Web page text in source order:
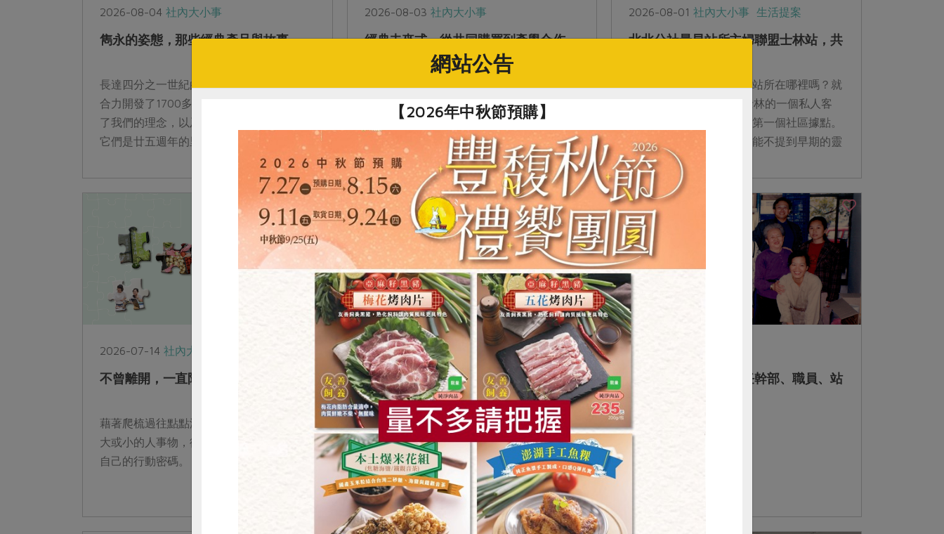
2026-08-04 社內大小事
雋永的姿態，那些經典產品與故事
長達四分之一世紀的時光，合作社與生產者
合力開發了1700多項產品，每一項都回應
了我們的理念，以及社員與時俱進的需求。
它們是廿五週年的里程碑，更是未來的引路
2026-08-03 社內大小事
經典未來式 從共同購買到產學合作，
奠定永續耕作的基石
動，支持本土友善農業生產、關注食品安全
及農業發展等議題。然而，近年來隨著氣候
變遷加劇，土壤劣化，以及農業人口老化等
問題，農業生產面臨更多新型態的考驗，傳
統仰賴經驗累積的模式面臨斷層。如何透過
科學化管理協助農友穩定生產，已成為農業
永續發展的重要課題。
2026-08-01社內大小事 生活提案
北北分社最早站所主婦聯盟士林站，共
你知道，全台最有歷史的站所在哪裡嗎？就
在臺北士林。1994年，士林的一個私人客
廳，成了共同購買運動的第一個社區據點。
談到士林站的誕生，就不能不提到早期的靈
魂人物：現為「生活者工作坊」、「智立勞
動合作社」的創辦人翁美川。
2026-07-14 社內大小事
不曾離開，一直陪伴的人事物
藉著爬梳過往點點滴滴、讓我們回顧這些或
大或小的人事物，從故事中找尋屬於合作社
自己的行動密碼。
2026-07-14社內大小事
一直引領的實踐藍圖 組織部、活動×
站所、委員會
2026-07-14
一路同行的身影 選任幹部、職員、站
惜食 RPET 食譜 減硝酸鹽 雞蛋 食安 共同購買
網站公告
【2026年中秋節預購】